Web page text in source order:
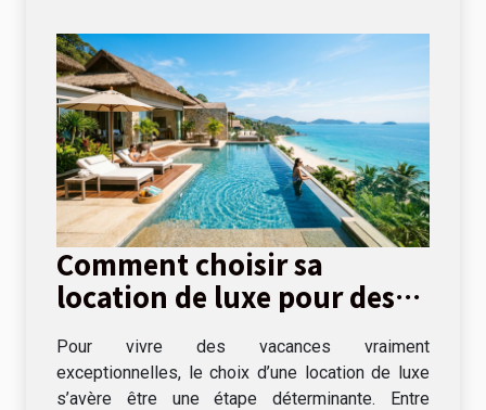
Comment choisir sa
location de luxe pour des
Pour vivre des vacances vraiment
exceptionnelles, le choix d’une location de luxe
s’avère être une étape déterminante. Entre